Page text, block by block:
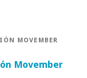
MOVEMBER
Movember